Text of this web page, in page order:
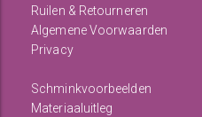
Ruilen & Retourneren
Algemene Voorwaarden
Privacy
Schminkvoorbeelden
Materiaaluitleg